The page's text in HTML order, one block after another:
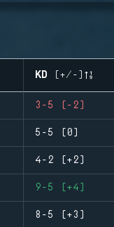
KD (+/-)
3-5 (-2)
5-5 (0)
4-2 (+2)
9-5 (+4)
8-5 (+3)